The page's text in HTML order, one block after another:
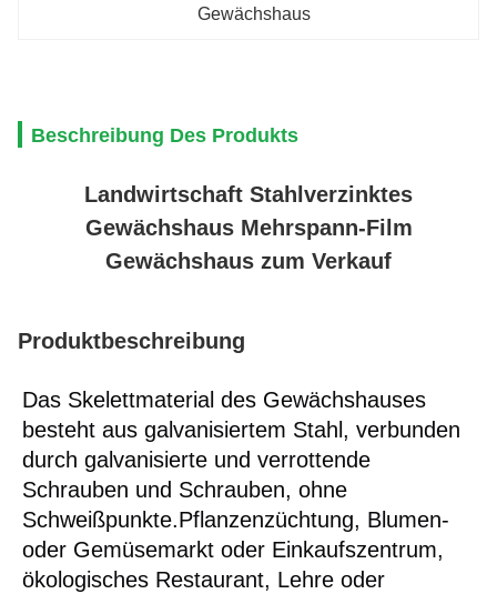
Gewächshaus
Beschreibung Des Produkts
Landwirtschaft Stahlverzinktes
Gewächshaus Mehrspann-Film
Gewächshaus zum Verkauf
Produktbeschreibung
Das Skelettmaterial des Gewächshauses
besteht aus galvanisiertem Stahl, verbunden
durch galvanisierte und verrottende
Schrauben und Schrauben, ohne
Schweißpunkte.Pflanzenzüchtung, Blumen-
oder Gemüsemarkt oder Einkaufszentrum,
ökologisches Restaurant, Lehre oder